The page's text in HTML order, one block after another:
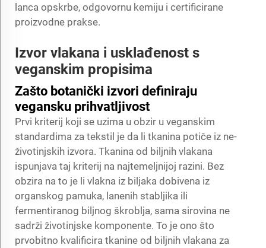
lanca opskrbe, odgovornu kemiju i certificirane
proizvodne prakse.
Izvor vlakana i usklađenost s
veganskim propisima
Zašto botanički izvori definiraju
vegansku prihvatljivost
Prvi kriterij koji se uzima u obzir u veganskim
standardima za tekstil je da li tkanina potiče iz ne-
životinjskih izvora. Tkanina od biljnih vlakana
ispunjava taj kriterij na najtemeljnijoj razini. Bez
obzira na to je li vlakna iz biljaka dobivena iz
organskog pamuka, lanenih stabljika ili
fermentiranog biljnog škroblja, sama sirovina ne
sadrži životinjske komponente. To je ono što
prvobitno kvalificira tkanine od biljnih vlakana za